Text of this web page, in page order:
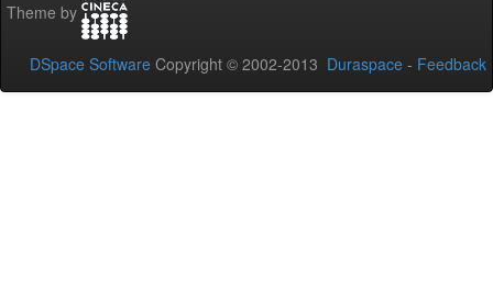
Theme by
DSpace Software Copyright © 2002-2013 Duraspace - Feedback